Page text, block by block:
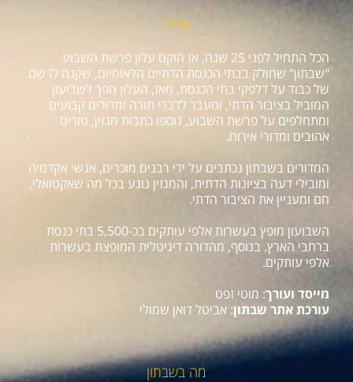
אודות
הכל התחיל לפני 25 שנה, אז הוקם עלון פרשת השבוע
"שבתון" שחולק בבתי הכנסת הדתיים הלאומיים, שקנה לו שם
של כבוד על דלפקי בתי הכנסת. מאז, העלון הפך לשבועון
המוביל בציבור הדתי, ומעבר לדברי תורה ומדורים קבועים
ומתחלפים על פרשת השבוע, נוספו כתבות מגזין, טורים
אהובים ומדורי אירוח.
המדורים בשבתון נכתבים על ידי רבנים מוכרים, אנשי אקדמיה
ומובילי דעה בציונות הדתית, והמגזין נוגע בכל מה שאקטואלי,
חם ומעניין את הציבור הדתי.
השבועון מופץ בעשרות אלפי עותקים בכ-5,500 בתי כנסת
ברחבי הארץ. בנוסף, מהדורה דיגיטלית המופצת בעשרות
אלפי עותקים.
מייסד ועורך: מוטי זפט
עורכת אתר שבתון: אביטל דואן שמולי
מה בשבתון